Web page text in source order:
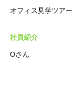
オフィス見学ツアー
社員紹介
Oさん